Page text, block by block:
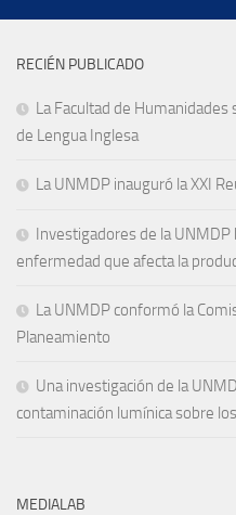
RECIÉN PUBLICADO
La Facultad de Humanidades
de Lengua Inglesa
La UNMDP inauguró la XXI
Investigadores de la
enfermedad que afecta la
La UNMDP conformó la
Planeamiento
Una investigación de la
contaminación lumínica sobre
MEDIALAB